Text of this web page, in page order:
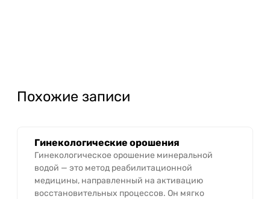
Похожие записи
Гинекологические орошения
Гинекологическое орошение минеральной
водой — это метод реабилитационной
медицины, направленный на активацию
восстановительных процессов. Он мягко